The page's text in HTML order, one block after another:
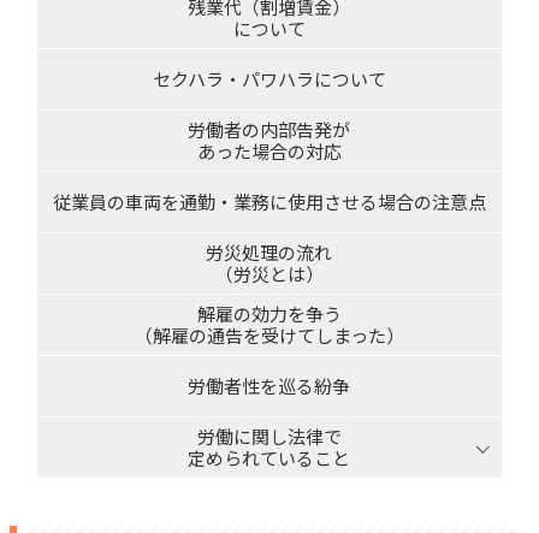
残業代（割増賃金）
について
セクハラ・パワハラについて
労働者の内部告発が
あった場合の対応
従業員の車両を通勤・業務に使用させる場合の注意点
労災処理の流れ
（労災とは）
解雇の効力を争う
（解雇の通告を受けてしまった）
労働者性を巡る紛争
労働に関し法律で
定められていること